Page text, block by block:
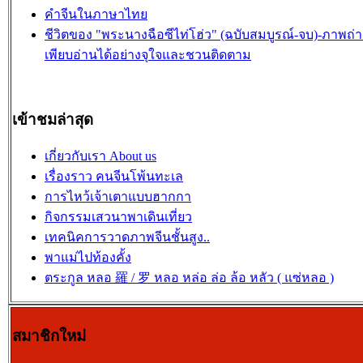
คำจีนในภาษาไทย
ชีวิตของ "พระนางฉือซีไท่โฮ่ว" (ฉบับสมบูรณ์-จบ)-ภาพถ่
เพียบอ่านได้อย่างจุใจและชวนติดตาม
เข้าชมล่าสุด
เกี่ยวกับเรา About us
เรื่องราว คนจีนโพ้นทะเล
การไหว้เจ้าเตาแบบฮากกา
กิจกรรมเสวนาพาเดินเที่ยว
เทคนิคการวาดภาพจีนชั้นสูง..
พาแม่ไปท้องคั้ง
ตระกูล หลอ 羅 / 罗 หลอ หล่อ ล่อ ล้อ หลัว ( แซ่หลอ )
สมาชิกใหม่